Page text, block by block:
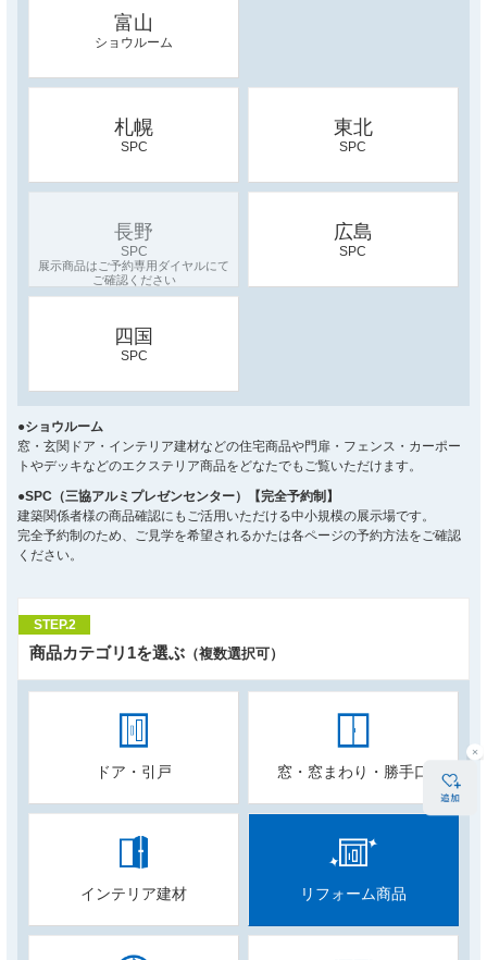
富山
ショウルーム
札幌
SPC
東北
SPC
長野
SPC
広島
SPC
四国
SPC
●ショウルーム
窓・玄関ドア・インテリア建材などの住宅商品や門扉・フェンス・カーポー
トやデッキなどのエクステリア商品をどなたでもご覧いただけます。
●SPC（三協アルミプレゼンセンター）【完全予約制】
建築関係者様の商品確認にもご活用いただける中小規模の展示場です。
完全予約制のため、ご見学を希望されるかたは各ページの予約方法をご確認
ください。
STEP.2
商品カテゴリ1を選ぶ （複数選択可）
ドア・引戸 窓・窓まわり・勝手口
インテリア建材 リフォーム商品